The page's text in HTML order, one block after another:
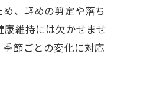
、軽めの剪定や落ち
維持には欠かせませ
節ごとの変化に対応